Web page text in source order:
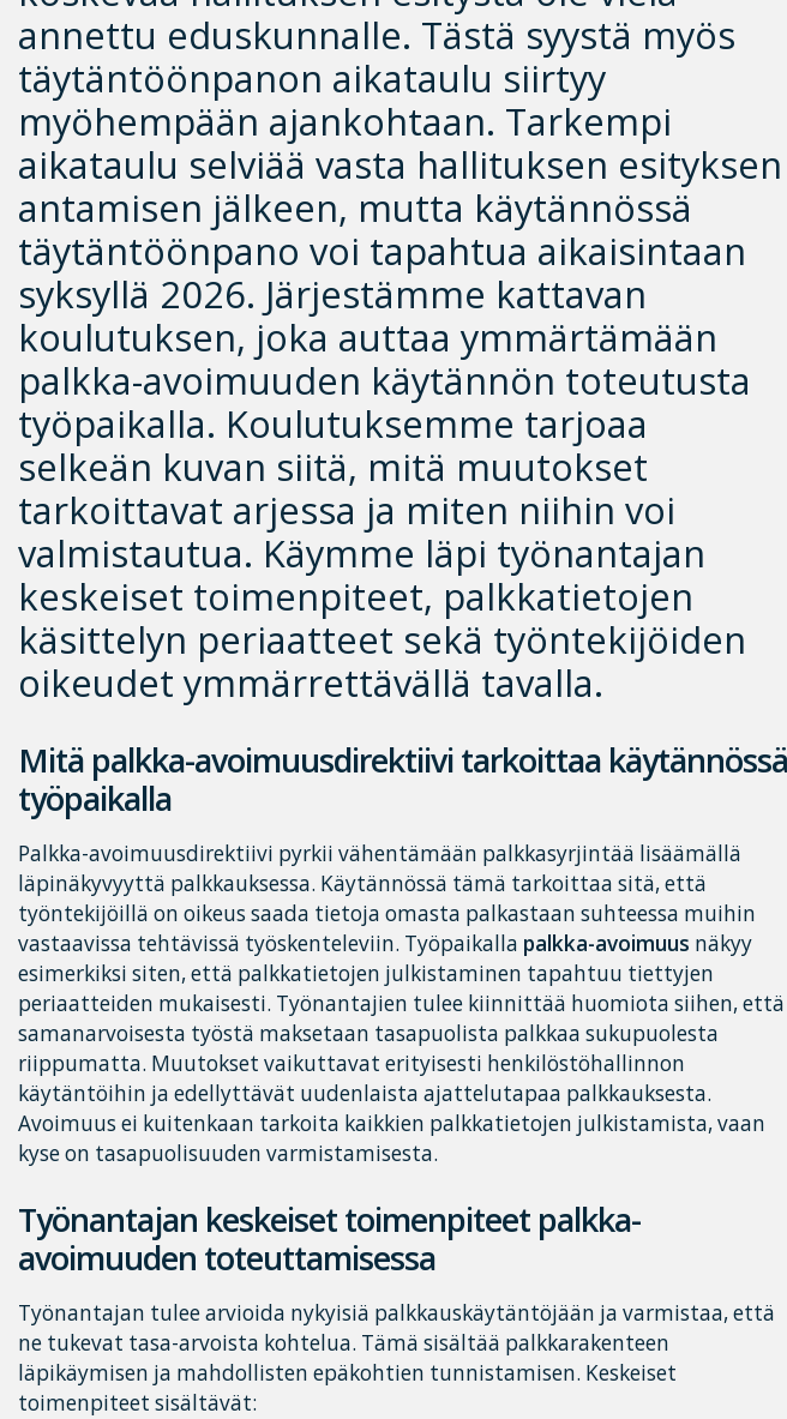
annettu eduskunnalle. Tästä syystä myös
täytäntöönpanon aikataulu siirtyy
myöhempään ajankohtaan. Tarkempi
aikataulu selviää vasta hallituksen esityksen
antamisen jälkeen, mutta käytännössä
täytäntöönpano voi tapahtua aikaisintaan
syksyllä 2026. Järjestämme kattavan
koulutuksen, joka auttaa ymmärtämään
palkka-avoimuuden käytännön toteutusta
työpaikalla. Koulutuksemme tarjoaa
selkeän kuvan siitä, mitä muutokset
tarkoittavat arjessa ja miten niihin voi
valmistautua. Käymme läpi työnantajan
keskeiset toimenpiteet, palkkatietojen
käsittelyn periaatteet sekä työntekijöiden
oikeudet ymmärrettävällä tavalla.
Mitä palkka-avoimuusdirektiivi tarkoittaa käytännössä
työpaikalla
Palkka-avoimuusdirektiivi pyrkii vähentämään palkkasyrjintää lisäämällä
läpinäkyvyyttä palkkauksessa. Käytännössä tämä tarkoittaa sitä, että
työntekijöillä on oikeus saada tietoja omasta palkastaan suhteessa muihin
vastaavissa tehtävissä työskenteleviin. Työpaikalla palkka-avoimuus näkyy
esimerkiksi siten, että palkkatietojen julkistaminen tapahtuu tiettyjen
periaatteiden mukaisesti. Työnantajien tulee kiinnittää huomiota siihen, että
samanarvoisesta työstä maksetaan tasapuolista palkkaa sukupuolesta
riippumatta. Muutokset vaikuttavat erityisesti henkilöstöhallinnon
käytäntöihin ja edellyttävät uudenlaista ajattelutapaa palkkauksesta.
Avoimuus ei kuitenkaan tarkoita kaikkien palkkatietojen julkistamista, vaan
kyse on tasapuolisuuden varmistamisesta.
Työnantajan keskeiset toimenpiteet palkka-
avoimuuden toteuttamisessa
Työnantajan tulee arvioida nykyisiä palkkauskäytäntöjään ja varmistaa, että
ne tukevat tasa-arvoista kohtelua. Tämä sisältää palkkarakenteen
läpikäymisen ja mahdollisten epäkohtien tunnistamisen. Keskeiset
toimenpiteet sisältävät: